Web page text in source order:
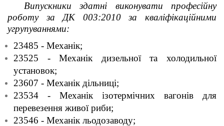
Випускники здатні виконувати професійну
роботу за ДК 003:2010 за кваліфікаційними
угрупуваннями:
23485 - Механік;
23525 - Механік дизельної та холодильної
установок;
23607 - Механік дільниці;
23534 - Механік ізотермічних вагонів для
перевезення живої риби;
23546 - Механік льодозаводу;